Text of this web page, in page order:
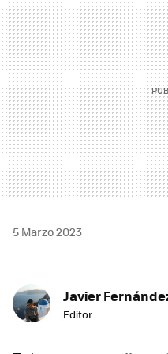
5 Marzo 2023
Javier
Editor